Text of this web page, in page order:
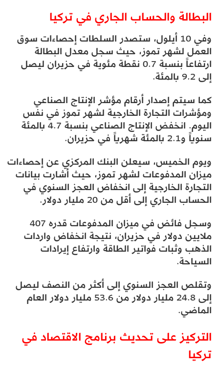
البطالة والحساب الجاري في تركيا
وفي 10 أيلول، ستصدر السلطات إحصاءات سوق
العمل لشهر تموز، حيث سجل معدل البطالة
ارتفاعاً بنسبة 0.7 نقطة مئوية في حزيران ليصل
إلى 9.2 بالمئة.
كما سيتم إصدار أرقام مؤشر الإنتاج الصناعي
ومؤشرات التجارة الخارجية لشهر تموز في نفس
اليوم. انخفض الإنتاج الصناعي بنسبة 4.7 بالمئة
سنوياً و2.1 بالمئة شهرياً في حزيران.
ويوم الخميس، سيعلن البنك المركزي عن إحصاءات
ميزان المدفوعات لشهر تموز، حيث أشارت بيانات
التجارة الخارجية إلى انخفاض العجز السنوي في
الحساب الجاري إلى أقل من 20 مليار دولار.
وسجل فائض في ميزان المدفوعات قدره 407
ملايين دولار في حزيران، نتيجة انخفاض واردات
الذهب وثبات فواتير الطاقة وارتفاع إيرادات
السياحة.
وتقلص العجز السنوي إلى أكثر من النصف ليصل
إلى 24.8 مليار دولار من 53.6 مليار دولار العام
الماضي.
التركيز على تحديث برنامج الاقتصاد في
تركيا